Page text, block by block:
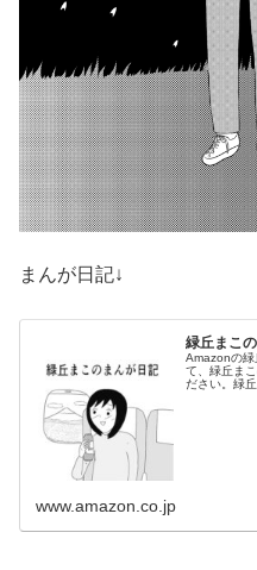
まんが日記↓
緑丘まこ
Amazonの緑
て、緑丘ま
ださい。緑
www.amazon.co.jp